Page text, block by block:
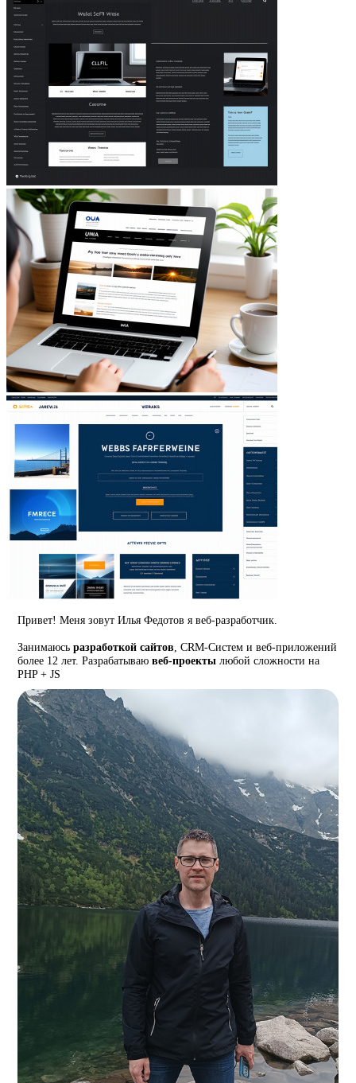
Привет! Меня зовут Илья Федотов я веб-разработчик.
Занимаюсьразработкой сайтов , CRM-Систем и веб-приложений
более 12 лет. Разрабатываювеб-проекты любой сложности на
PHP + JS